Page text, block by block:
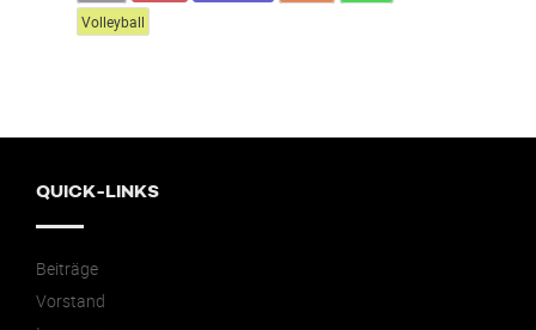
Volleyball
QUICK-LINKS
Beiträge
Vorstand